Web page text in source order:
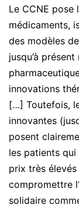
Le CCNE pose
médicaments,
des modèles
jusqu’à
innovations
[…] Toutefois,
innovantes
posent
les patients
prix très
compromettre
solidaire